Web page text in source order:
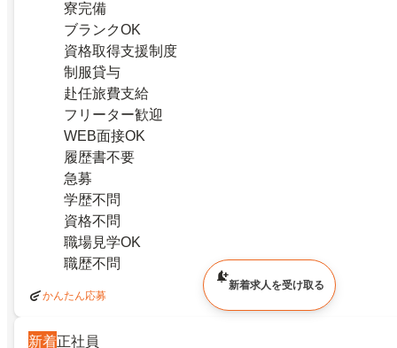
寮完備
ブランクOK
資格取得支援制度
制服貸与
赴任旅費支給
フリーター歓迎
WEB面接OK
履歴書不要
急募
学歴不問
資格不問
職場見学OK
職歴不問
かんたん応募
新着正社員
新着求人を受け取る